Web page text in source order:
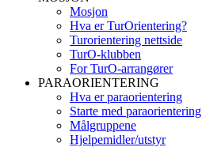
Mosjon
Hva er TurOrientering?
Turorientering nettside
TurO-klubben
For TurO-arrangører
PARAORIENTERING
Hva er paraorientering
Starte med paraorientering
Målgruppene
Hjelpemidler/utstyr